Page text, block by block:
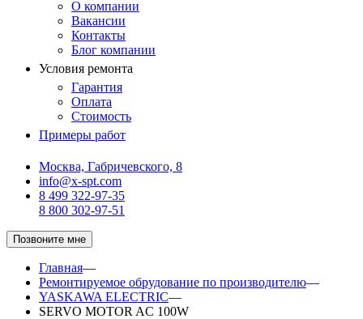
О компании
Вакансии
Контакты
Блог компании
Условия ремонта
Гарантия
Оплата
Стоимость
Примеры работ
Москва, Габричевского, 8
info@x-spt.com
8 499 322-97-35
8 800 302-97-51
Позвоните мне
Главная—
Ремонтируемое обрудование по производителю—
YASKAWA ELECTRIC—
SERVO MOTOR AC 100W